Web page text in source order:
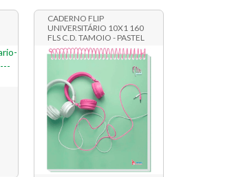
CADERNO FLIP
UNIVERSITÁRIO 10X1 160
FLS C.D. TAMOIO - PASTEL
9